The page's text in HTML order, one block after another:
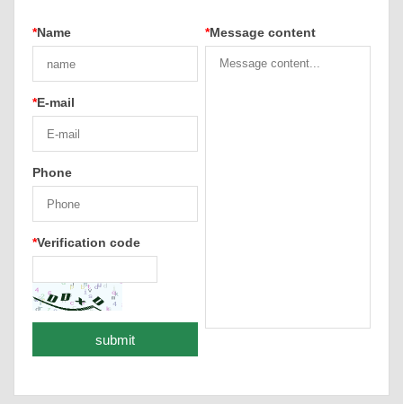
*Name
*E-mail
Phone
*Verification code
*Message content